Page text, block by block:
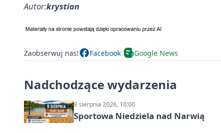
Autor:krystian
Zaobserwuj nas! Facebook Google News
Nadchodzące wydarzenia
9 sierpnia 2026, 10:00
Sportowa Niedziela nad Narwią